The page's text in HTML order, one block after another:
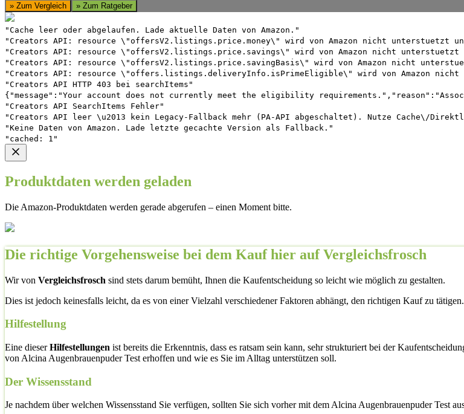
» Zum Vergleich
» Zum Ratgeber
"Cache leer oder abgelaufen. Lade aktuelle Daten von Amazon."
"Creators API: resource \"offersV2.listings.price.money\" wird von Amazon nicht unterstuetzt
"Creators API: resource \"offersV2.listings.price.savings\" wird von Amazon nicht unterstuetzt
"Creators API: resource \"offersV2.listings.price.savingBasis\" wird von Amazon nicht
"Creators API: resource \"offers.listings.deliveryInfo.isPrimeEligible\" wird von Amazon nicht
"Creators API HTTP 403 bei searchItems"
{"message":"Your account does not currently meet the eligibility
"Creators API SearchItems Fehler"
"Creators API leer \u2013 kein Legacy-Fallback mehr (PA-API abgeschaltet). Nutze Cache\/
"Keine Daten von Amazon. Lade letzte gecachte Version als Fallback."
"cached: 1"
Produktdaten werden geladen
Die Amazon-Produktdaten werden gerade abgerufen – einen Moment bitte.
Die richtige Vorgehensweise bei dem Kauf hier auf Vergleichsfrosch
Wir von Vergleichsfrosch sind stets darum bemüht, Ihnen die Kaufentscheidung so leicht wie möglich zu gestalten.
Dies ist jedoch keinesfalls leicht, da es von einer Vielzahl verschiedener Faktoren abhängt, den richtigen Kauf zu
Hilfestellung
Eine dieserHilfestellungen ist bereits die Erkenntnis, dass es ratsam sein kann, sehr strukturiert bei der
von Alcina Augenbrauenpuder Test erhoffen und wie es Sie im Alltag unterstützen soll.
Der Wissensstand
Je nachdem über welchen Wissensstand Sie verfügen, sollten Sie sich vorher mit dem Alcina Augenbrauenpuder Test